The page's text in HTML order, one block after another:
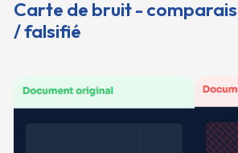
Carte de bruit -
/ falsifié